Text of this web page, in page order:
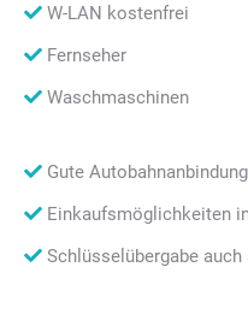
W-LAN kostenfrei
Fernseher
Waschmaschinen
Gute Autobahnanbindung
Einkaufsmöglichkeiten
Schlüsselübergabe